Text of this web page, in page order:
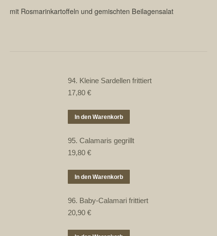
mit Rosmarinkartoffeln und gemischten Beilagensalat
94. Kleine Sardellen frittiert
17,80 €
In den Warenkorb
95. Calamaris gegrillt
19,80 €
In den Warenkorb
96. Baby-Calamari frittiert
20,90 €